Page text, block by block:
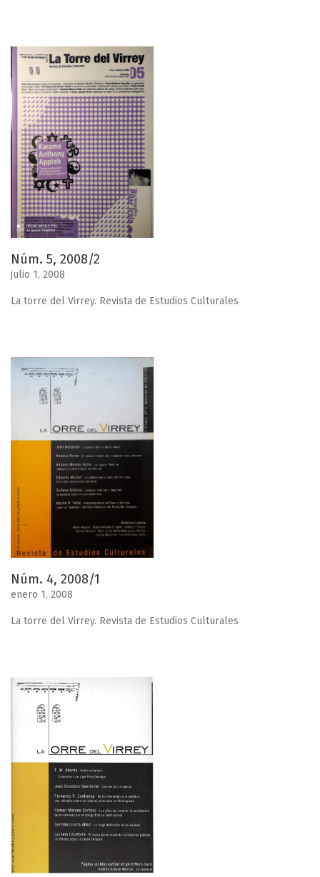
Núm. 5, 2008/2
julio 1, 2008
La torre del Virrey. Revista de Estudios Culturales
Núm. 4, 2008/1
enero 1, 2008
La torre del Virrey. Revista de Estudios Culturales